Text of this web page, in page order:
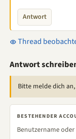
Antwort
Thread
Antwort
Bitte melde dich
BESTEHENDER
Benutzername oder